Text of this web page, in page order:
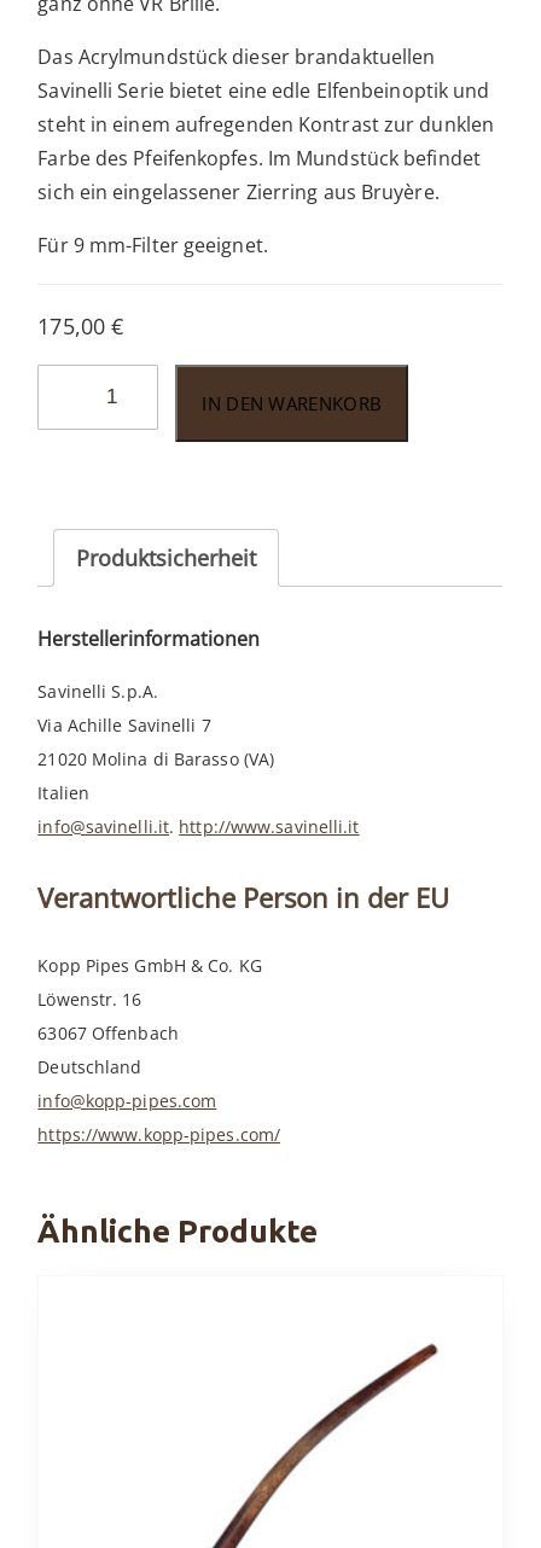
Das Acrylmundstück dieser brandaktuellen
Savinelli Serie bietet eine edle Elfenbeinoptik und
steht in einem aufregenden Kontrast zur dunklen
Farbe des Pfeifenkopfes. Im Mundstück befindet
sich ein eingelassener Zierring aus Bruyère.
Für 9 mm-Filter geeignet.
175,00€
IN DEN WARENKORB
Produktsicherheit
Herstellerinformationen
Savinelli S.p.A.
Via Achille Savinelli 7
21020 Molina di Barasso (VA)
Italien
info@savinelli.it. http://www.savinelli.it
Verantwortliche Person in der EU
Kopp Pipes GmbH & Co. KG
Löwenstr. 16
63067 Offenbach
Deutschland
info@kopp-pipes.com
https://www.kopp-pipes.com/
Ähnliche Produkte